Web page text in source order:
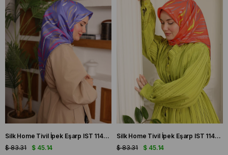
Silk Home Tivil İpek Eşarp IST 11432 - 15 Mor, Vizon, Pembe, Ekru
$ 45.14
$ 83.31
Silk Home Tivil İpek Eşarp IST 11432 - 18 Parlak Turuncu, Sarı, Vizon, Antrasit
$ 45.14
$ 83.31